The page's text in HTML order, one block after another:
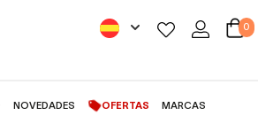
0
NOVEDADES OFERTAS MARCAS